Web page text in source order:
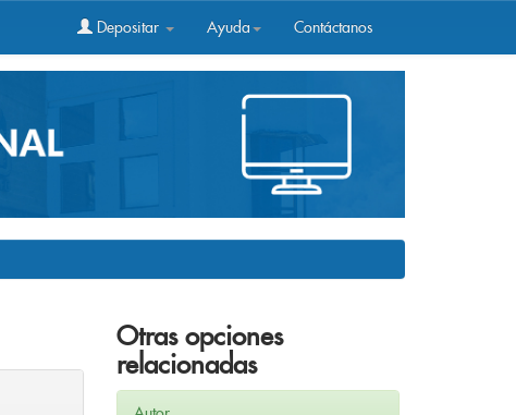
Depositar Ayuda Contáctanos
Otras opciones
relacionadas